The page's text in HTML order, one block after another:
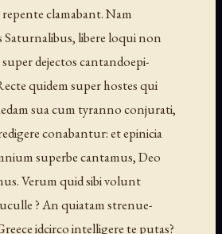
clamabant. Nam
Saturnalibus, libere loqui non
dejectos cantandoepi-
quidem super hostes qui
sua cum tyranno conjurati,
conabantur: et epinicia
superbe cantamus, Deo
Verum quid sibi volunt
? An quiatam strenue-
idcirco intelligere te putas?